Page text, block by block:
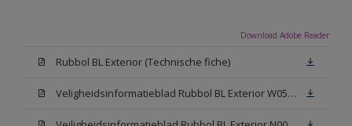
Download Adobe Reader
Rubbol BL Exterior (Technische fiche)
Veligheidsinformatieblad Rubbol BL Exterior W05 (PDF)